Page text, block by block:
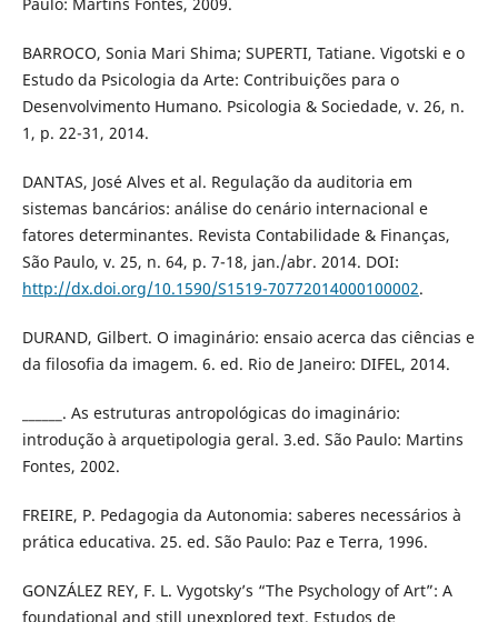
BARROCO, Sonia Mari Shima; SUPERTI, Tatiane. Vigotski e o
Estudo da Psicologia da Arte: Contribuições para o
Desenvolvimento Humano. Psicologia & Sociedade, v. 26, n.
1, p. 22-31, 2014.
DANTAS, José Alves et al. Regulação da auditoria em
sistemas bancários: análise do cenário internacional e
fatores determinantes. Revista Contabilidade & Finanças,
São Paulo, v. 25, n. 64, p. 7-18, jan./abr. 2014. DOI:
http://dx.doi.org/10.1590/S1519-70772014000100002.
DURAND, Gilbert. O imaginário: ensaio acerca das ciências e
da filosofia da imagem. 6. ed. Rio de Janeiro: DIFEL, 2014.
______. As estruturas antropológicas do imaginário:
introdução à arquetipologia geral. 3.ed. São Paulo: Martins
Fontes, 2002.
FREIRE, P. Pedagogia da Autonomia: saberes necessários à
prática educativa. 25. ed. São Paulo: Paz e Terra, 1996.
GONZÁLEZ REY, F. L. Vygotsky’s “The Psychology of Art”: A
foundational and still unexplored text. Estudos de